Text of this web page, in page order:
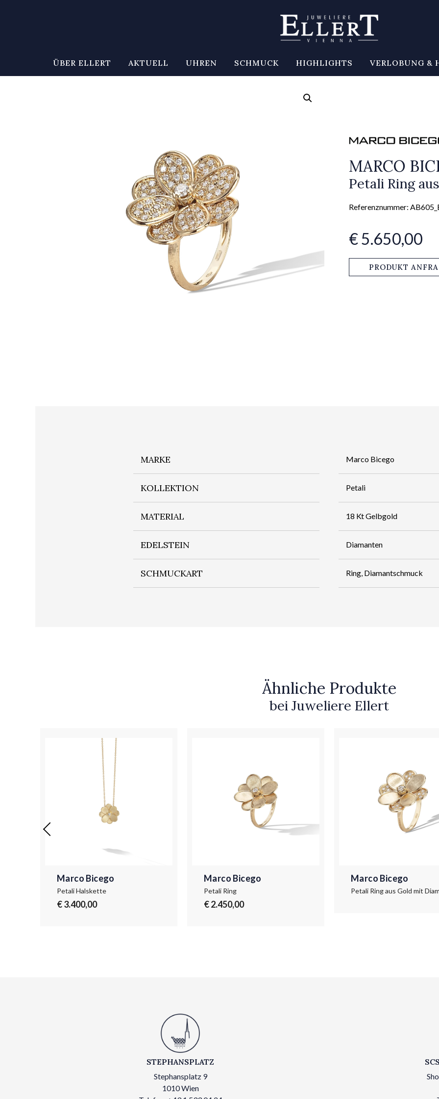
ÜBER ELLERT AKTUELL UHREN SCHMUCK HIGHLIGHTS VERLOBUNG &
MARCO
Petali Ring
Referenznummer:
€ 5.650,00
PRODUKT
MARKE Marco Bicego
KOLLEKTION Petali
MATERIAL 18 Kt Gelbgold
EDELSTEIN Diamanten
SCHMUCKART Ring, Diamantschmuck
Ähnliche Produkte
bei Juweliere Ellert
Marco Bicego
Petali Halskette
€ 3.400,00
Marco Bicego
Petali Ring
€ 2.450,00
Marco Bicego
STEPHANSPLATZ
Stephansplatz 9
1010 Wien